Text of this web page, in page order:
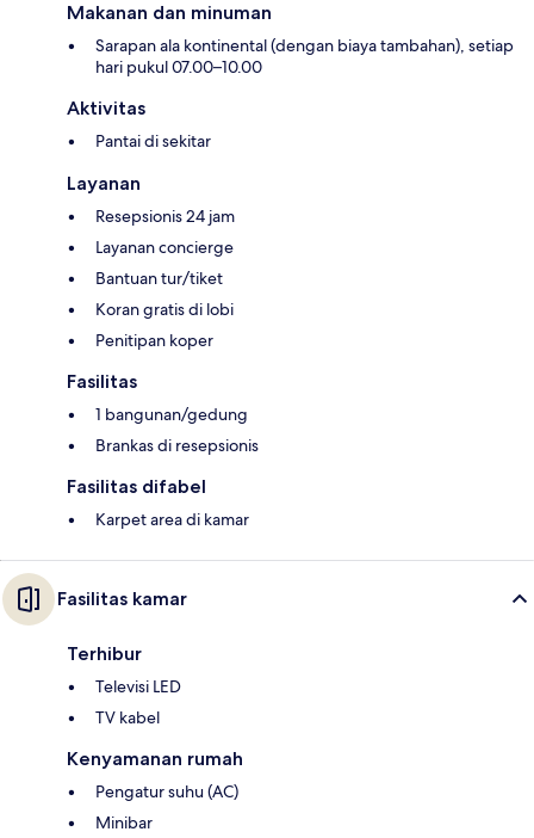
Makanan dan minuman
Sarapan ala kontinental (dengan biaya tambahan), setiap
hari pukul 07.00–10.00
Aktivitas
Pantai di sekitar
Layanan
Resepsionis 24 jam
Layanan concierge
Bantuan tur/tiket
Koran gratis di lobi
Penitipan koper
Fasilitas
1 bangunan/gedung
Brankas di resepsionis
Fasilitas difabel
Karpet area di kamar
Fasilitas kamar
Terhibur
Televisi LED
TV kabel
Kenyamanan rumah
Pengatur suhu (AC)
Minibar